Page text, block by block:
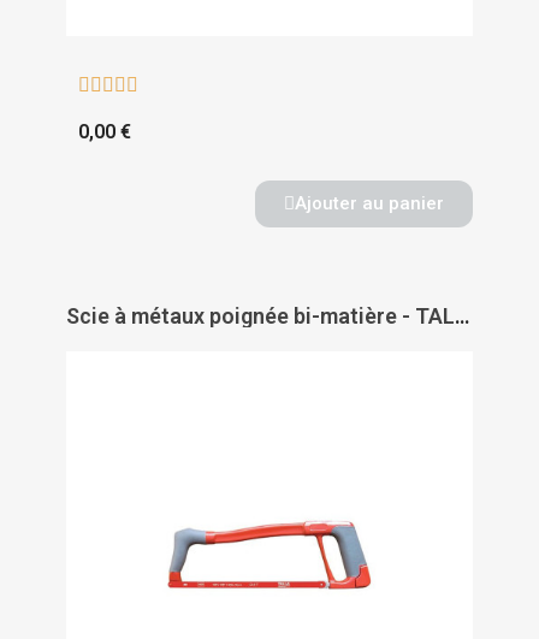
    
0,00 €
Ajouter au panier
Scie à métaux poignée bi-matière - TALIAPLAST